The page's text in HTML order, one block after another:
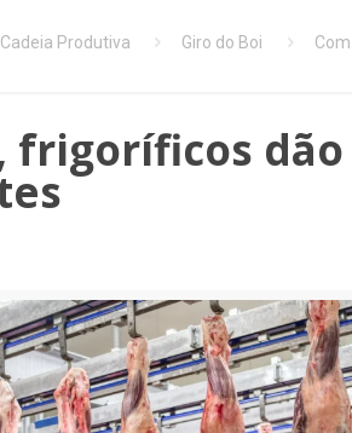
Cadeia Produtiva Giro do Boi
frigoríficos